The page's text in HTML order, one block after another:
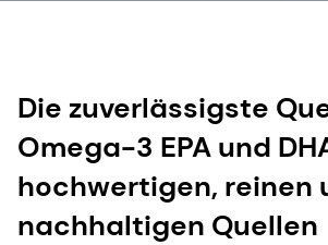
Die zuverlässigste
Omega-3 EPA und
hochwertigen, reinen
nachhaltigen Quellen